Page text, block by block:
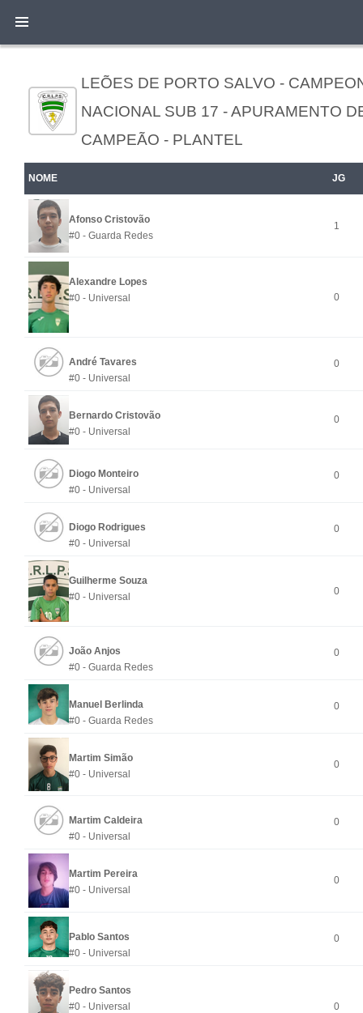
LEÕES DE PORTO SALVO -
NACIONAL SUB 17 - APURAMENTO
CAMPEÃO - PLANTEL
NOME JG
Afonso Cristovão
#0 - Guarda Redes
1
Alexandre Lopes
#0 - Universal
0
André Tavares
#0 - Universal
0
Bernardo Cristovão
#0 - Universal
0
Diogo Monteiro
#0 - Universal
0
Diogo Rodrigues
#0 - Universal
0
Guilherme Souza
#0 - Universal
0
João Anjos
#0 - Guarda Redes
0
Manuel Berlinda
#0 - Guarda Redes
0
Martim Simão
#0 - Universal
0
Martim Caldeira
#0 - Universal
0
Martim Pereira
#0 - Universal
0
Pablo Santos
#0 - Universal
0
Pedro Santos
#0 - Universal
0